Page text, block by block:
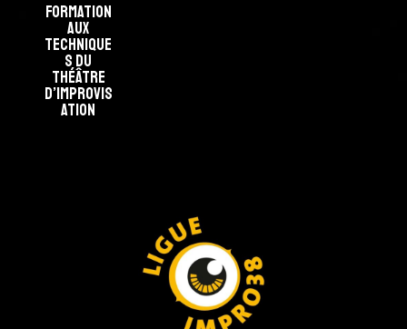
Formation
aux
technique
s du
théâtre
d’improvis
ation